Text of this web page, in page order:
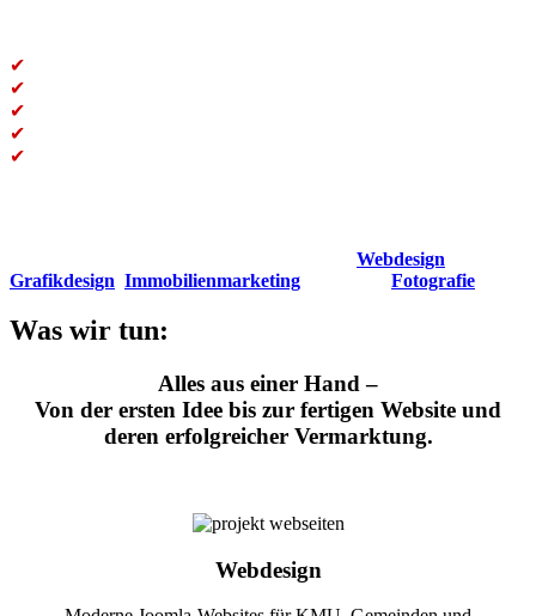
✔
✔
✔
✔
✔
Webdesign
Grafikdesign Immobilienmarketing Fotografie
Was wir tun:
Alles aus einer Hand –
Von der ersten Idee bis zur fertigen Website und
deren erfolgreicher Vermarktung.
Webdesign